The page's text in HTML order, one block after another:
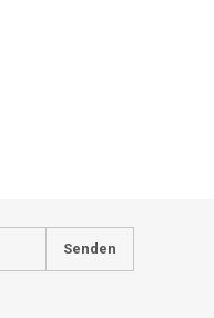
Senden